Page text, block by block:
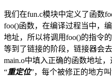
我们在fun.c模块中定义了函数
foo()函数，在编译过程当中，
地址，所以将调用foo()的指令
等到了链接的阶段，链接器会
main.o中填入正确的函数地址
“重定位”，每个被修正的地方叫